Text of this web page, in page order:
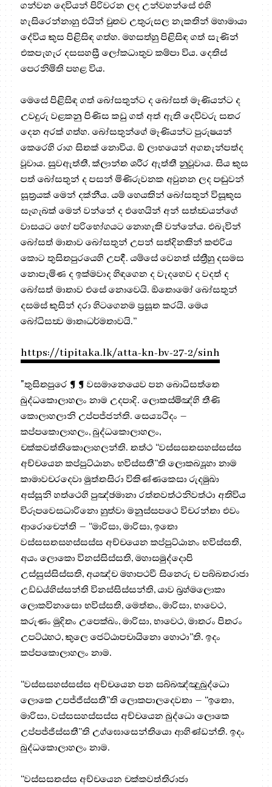
ගන්වන දෙවියන් පිරිවරන ලද උන්වහන්සේ එහි
හැසිරෙන්නාහු එයින් චුතව උතුරුසල නැකතින් මහාමායා
දේවිය කුස පිළිසිඳ ගත්හ. මහසත්හු පිළිසිඳ ගත් සැණින්
එකපැහැර දසසහස්‍රී ලෝකධාතුව කම්පා විය. දෙතිස්
පෙරනිමිති පහළ විය.
මෙසේ පිළිසිඳ ගත් බෝසතුන්ට ද බෝසත් මෑණියන්ට ද
උවදුරු වළකනු පිණිස කඩු ගත් අත් ඇති දෙවිවරු සතර
දෙන අරක් ගත්හ. බෝසතුන්ගේ මෑණියන්ට පුරුෂයන්
කෙරෙහි රාග සිතක් නොවීය. ඕ ලාභයෙන් අගතැන්පත්ද
වූවාය. සුවඇත්තී, ක්ලාන්ත ශරීර ඇත්තී නුවූවාය. සිය කුස
පත් බෝසතුන් ද පසන් මිණිරුවනක අවුනන ලද පඬුවන්
සූත්‍රයක් මෙන් දක්නීය. යම් හෙයකින් බෝසතුන් විසූකුස
සෑගැබක් මෙන් වන්නේ ද එහෙයින් අන් සත්ත්‍වයන්ගේ
වාසයට හෝ පරිභෝගයට නොහැකි වන්නේය. එබැවින්
බෝසත් මාතාව බෝසතුන් උපන් සත්දිනකින් කළුරිය
කොට තුසිතපුරයෙහි උපදී. යම්සේ වෙනත් ස්ත්‍රීහු දසමස
නොපැමිණ ද ඉක්මවාද හිඳගෙන ද වැදහෙව ද වදත් ද
බෝසත් මාතාව එසේ නොවෙයි. ඕතොමෝ බෝසතුන්
දසමස් කුසින් දරා හිටගෙනම ප්‍රසූත කරයි. මෙය
බෝධිසත්‍ව මාතෘධර්මතාවයි.”
https://tipitaka.lk/atta-kn-bv-27-2/sinh
"තුසිතපුරෙ ¶ ¶ වසමානෙයෙව පන බොධිසත්තෙ
බුද්ධකොලාහලං නාම උදපාදි. ලොකස්මිඤ්හි තීණි
කොලාහලානි උප්පජ්ජන්ති. සෙය්‍යථිදං –
කප්පකොලාහලං, බුද්ධකොලාහලං,
චක්කවත්තිකොලාහලන්ති. තත්ථ “වස්සසතසහස්සස්ස
අච්චයෙන කප්පුට්ඨානං භවිස්සතී”ති ලොකබ්‍යූහා නාම
කාමාවචරදෙවා මුත්තසිරා විකිණ්ණකෙසා රුදමුඛා
අස්සූනි හත්ථෙහි පුඤ්ඡමානා රත්තවත්ථනිවත්ථා අතිවිය
විරූපවෙසධාරිනො හුත්වා මනුස්සපථෙ විචරන්තා එවං
ආරොචෙන්ති – “මාරිසා, මාරිසා, ඉතො
වස්සසතසහස්සස්ස අච්චයෙන කප්පුට්ඨානං භවිස්සති,
අයං ලොකො විනස්සිස්සති, මහාසමුද්දොපි
උස්සුස්සිස්සති, අයඤ්ච මහාපථවී සිනෙරු ච පබ්බතරාජා
උඩ්ඩය්හිස්සන්ති විනස්සිස්සන්ති, යාව බ්‍රහ්මලොකා
ලොකවිනාසො භවිස්සති, මෙත්තං, මාරිසා, භාවෙථ,
කරුණං මුදිතං උපෙක්ඛං, මාරිසා, භාවෙථ, මාතරං පිතරං
උපට්ඨහථ, කුලෙ ජෙට්ඨාපචායිනො හොථා”ති. ඉදං
කප්පකොලාහලං නාම.
“වස්සසහස්සස්ස අච්චයෙන පන සබ්බඤ්ඤුබුද්ධො
ලොකෙ උපජ්ජිස්සතී”ති ලොකපාලදෙවතා – “ඉතො,
මාරිසා, වස්සසහස්සස්ස අච්චයෙන බුද්ධො ලොකෙ
උප්පජ්ජිස්සතී”ති උග්ඝොසෙන්තියො ආහිණ්ඩන්ති. ඉදං
බුද්ධකොලාහලං නාම.
“වස්සසතස්ස අච්චයෙන චක්කවත්තිරාජා